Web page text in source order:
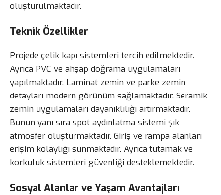
oluşturulmaktadır.
Teknik Özellikler
Projede çelik kapı sistemleri tercih edilmektedir.
Ayrıca PVC ve ahşap doğrama uygulamaları
yapılmaktadır. Laminat zemin ve parke zemin
detayları modern görünüm sağlamaktadır. Seramik
zemin uygulamaları dayanıklılığı artırmaktadır.
Bunun yanı sıra spot aydınlatma sistemi şık
atmosfer oluşturmaktadır. Giriş ve rampa alanları
erişim kolaylığı sunmaktadır. Ayrıca tutamak ve
korkuluk sistemleri güvenliği desteklemektedir.
Sosyal Alanlar ve Yaşam Avantajları